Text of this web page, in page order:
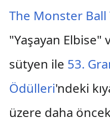
The Monster Ball
"Yaşayan Elbise"
sütyen ile 53.
Ödülleri'ndeki
üzere daha